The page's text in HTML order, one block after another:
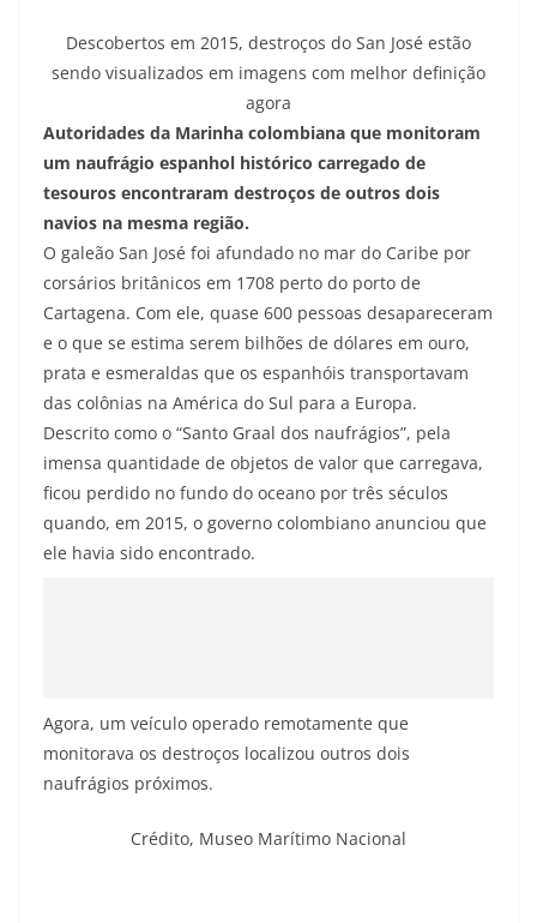
Descobertos em 2015, destroços do San José estão
sendo visualizados em imagens com melhor definição
agora
Autoridades da Marinha colombiana que monitoram
um naufrágio espanhol histórico carregado de
tesouros encontraram destroços de outros dois
navios na mesma região.
O galeão San José foi afundado no mar do Caribe por
corsários britânicos em 1708 perto do porto de
Cartagena. Com ele, quase 600 pessoas desapareceram
e o que se estima serem bilhões de dólares em ouro,
prata e esmeraldas que os espanhóis transportavam
das colônias na América do Sul para a Europa.
Descrito como o “Santo Graal dos naufrágios”, pela
imensa quantidade de objetos de valor que carregava,
ficou perdido no fundo do oceano por três séculos
quando, em 2015, o governo colombiano anunciou que
ele havia sido encontrado.
Agora, um veículo operado remotamente que
monitorava os destroços localizou outros dois
naufrágios próximos.
Crédito, Museo Marítimo Nacional